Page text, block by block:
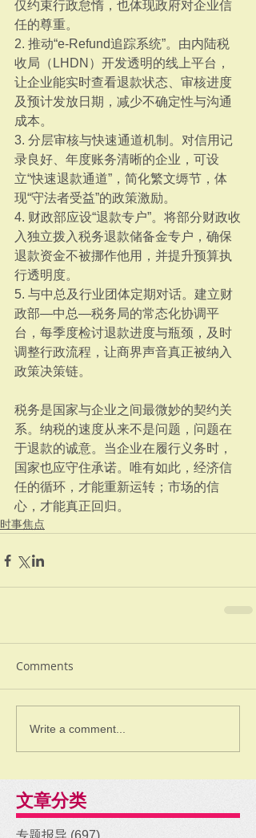
仅约束行政怠惰，也体现政府对企业信
任的尊重。
2. 推动“e-Refund追踪系统”。由内陆税
收局（LHDN）开发透明的线上平台，
让企业能实时查看退款状态、审核进度
及预计发放日期，减少不确定性与沟通
成本。
3. 分层审核与快速通道机制。对信用记
录良好、年度账务清晰的企业，可设
立“快速退款通道”，简化繁文缛节，体
现“守法者受益”的政策激励。
4. 财政部应设“退款专户”。将部分财政收
入独立拨入税务退款储备金专户，确保
退款资金不被挪作他用，并提升预算执
行透明度。
5. 与中总及行业团体定期对话。建立财
政部—中总—税务局的常态化协调平
台，每季度检讨退款进度与瓶颈，及时
调整行政流程，让商界声音真正被纳入
政策决策链。
税务是国家与企业之间最微妙的契约关
系。纳税的速度从来不是问题，问题在
于退款的诚意。当企业在履行义务时，
国家也应守住承诺。唯有如此，经济信
任的循环，才能重新运转；市场的信
心，才能真正回归。
时事焦点
Comments
Write a comment...
文章分类
专题报导 (697)